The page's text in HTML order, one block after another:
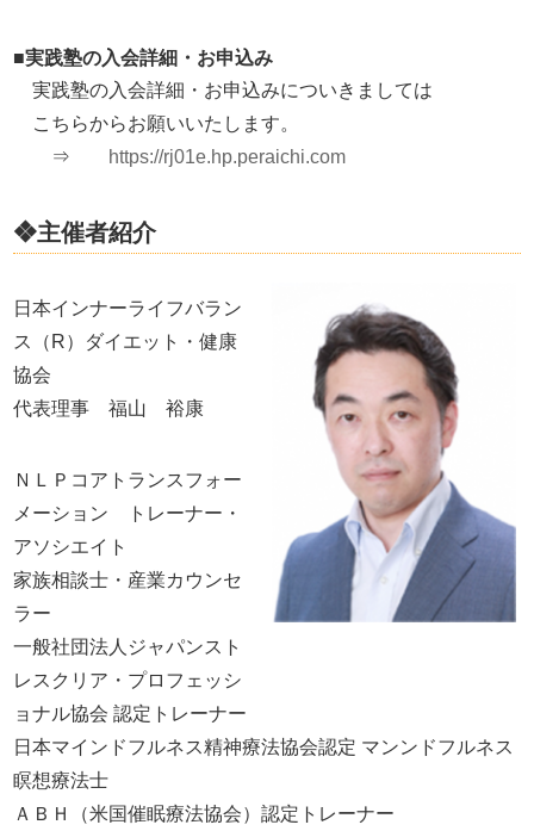
■実践塾の入会詳細・お申込み
実践塾の入会詳細・お申込みについきましては
こちらからお願いいたします。
⇒
https://rj01e.hp.peraichi.com
❖主催者紹介
日本インナーライフバラン
ス（R）ダイエット・健康
協会
代表理事 福山 裕康
ＮＬＰコアトランスフォー
メーション トレーナー・
アソシエイト
家族相談士・産業カウンセ
ラー
一般社団法人ジャパンスト
レスクリア・プロフェッシ
ョナル協会 認定トレーナー
日本マインドフルネス精神療法協会認定 マンンドフルネス
瞑想療法士
ＡＢＨ（米国催眠療法協会）認定トレーナー